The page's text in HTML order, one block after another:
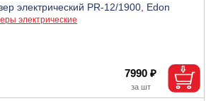
электрический PR-12/1900, Edon
электрические
7990 ₽